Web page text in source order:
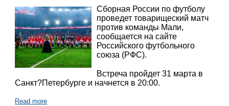
Сборная России по футболу
проведет товарищеский матч
против команды Мали,
сообщается на сайте
Российского футбольного
союза (РФС).
Встреча пройдет 31 марта в
Санкт?Петербурге и начнется в 20:00.
Read more